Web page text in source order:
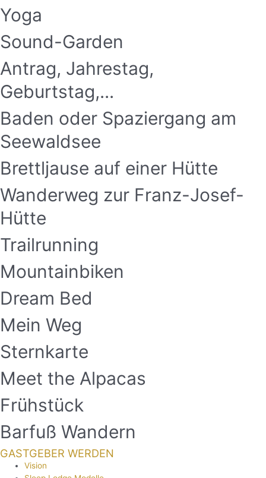
Yoga
Sound-Garden
Antrag, Jahrestag,
Geburtstag,...
Baden oder Spaziergang am
Seewaldsee
Brettljause auf einer Hütte
Wanderweg zur Franz-Josef-
Hütte
Trailrunning
Mountainbiken
Dream Bed
Mein Weg
Sternkarte
Meet the Alpacas
Frühstück
Barfuß Wandern
GASTGEBER WERDEN
Vision